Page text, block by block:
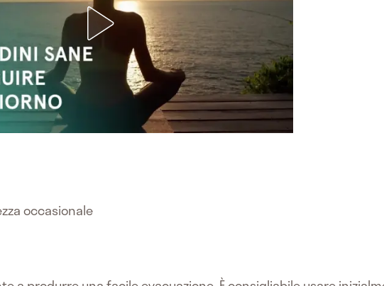
occasionale